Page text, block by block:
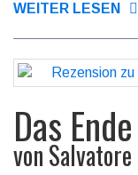
WEITER LESEN
Das Ende
von